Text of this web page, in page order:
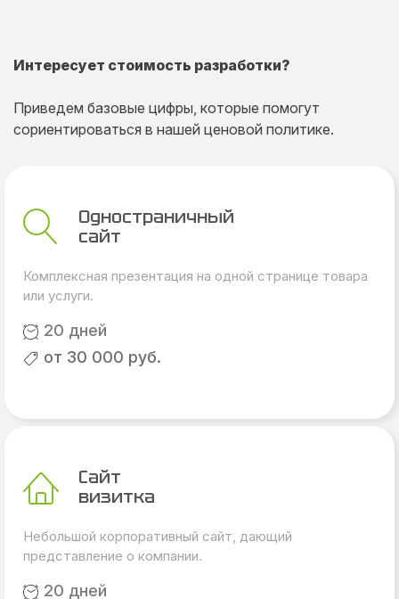
Интересует стоимость разработки?
Приведем базовые цифры, которые помогут
сориентироваться в нашей ценовой политике.
Одностраничный
сайт
Комплексная презентация на одной странице товара
или услуги.
20 дней
от 30 000 руб.
Сайт
визитка
Небольшой корпоративный сайт, дающий
представление о компании.
20 дней